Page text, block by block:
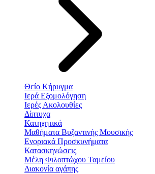
Θείο Κήρυγμα
Ιερά Εξομολόγηση
Ιερές Ακολουθίες
Δίπτυχα
Κατηχητικά
Μαθήματα Βυζαντινής Μουσικής
Ενοριακά Προσκυνήματα
Κατασκηνώσεις
Μέλη Φιλοπτώχου Ταμείου
Διακονία αγάπης